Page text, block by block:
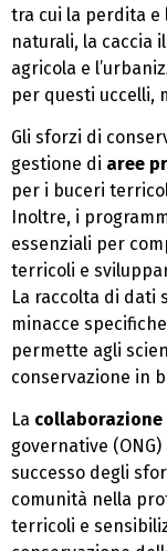
tra cui la perdita
naturali, la caccia
agricola e
per questi uccelli,
Gli sforzi di
gestione di aree
per i buceri
Inoltre, i
essenziali per
terricoli e
La raccolta di dati
minacce
permette agli
conservazione in
La collaborazione
governative
successo degli
comunità nella
terricoli e